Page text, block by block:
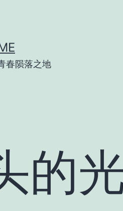
春陨落之地
的